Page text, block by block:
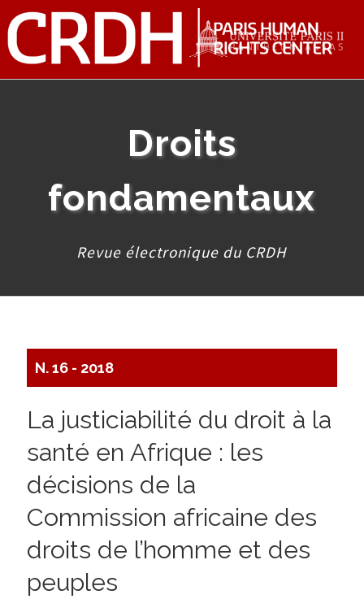
Droits
fondamentaux
Revue électronique du CRDH
N. 16 - 2018
La justiciabilité du droit à la
santé en Afrique : les
décisions de la
Commission africaine des
droits de l’homme et des
peuples